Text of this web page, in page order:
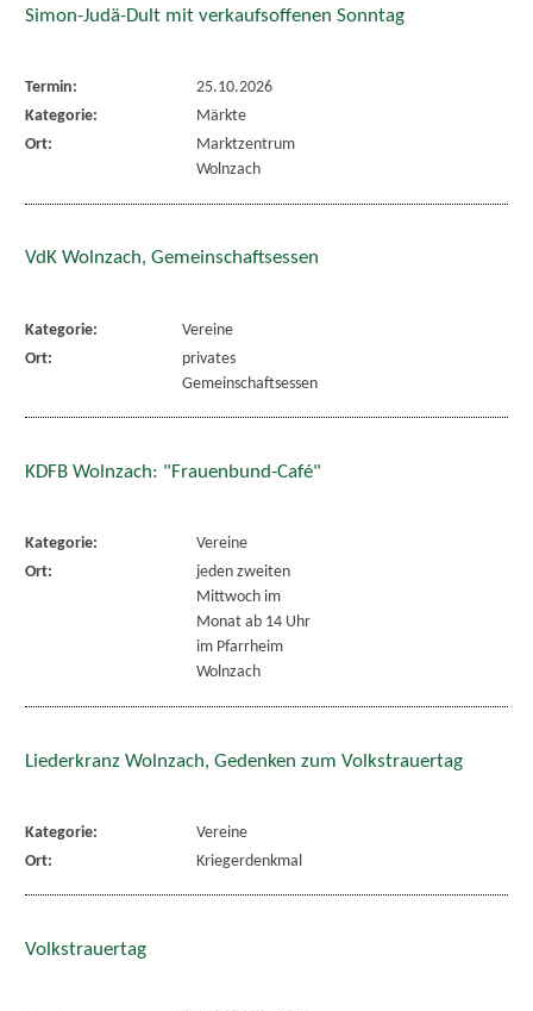
Simon-Judä-Dult mit verkaufsoffenen Sonntag
Termin:
25.10.2026
Kategorie:
Märkte
Ort:
Marktzentrum
Wolnzach
VdK Wolnzach, Gemeinschaftsessen
Kategorie:
Vereine
Ort:
privates
Gemeinschaftsessen
KDFB Wolnzach: "Frauenbund-Café"
Kategorie:
Vereine
Ort:
jeden zweiten
Mittwoch im
Monat ab 14 Uhr
im Pfarrheim
Wolnzach
Liederkranz Wolnzach, Gedenken zum Volkstrauertag
Kategorie:
Vereine
Ort:
Kriegerdenkmal
Volkstrauertag